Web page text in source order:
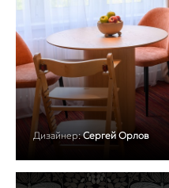
Дизайнер: Сергей Орлов